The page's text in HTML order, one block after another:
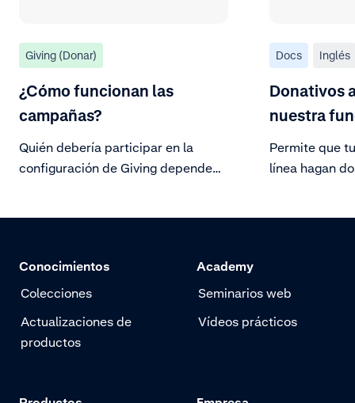
Giving (Donar)
¿Cómo funcionan las
campañas?
Quién debería participar en la
configuración de Giving depende
organización en tu campaña de
Giving.
Docs Inglés
Donativos
nuestra
Permite que
línea hagan
Conocimientos
Colecciones
Actualizaciones de
productos
Academy
Seminarios web
Vídeos prácticos